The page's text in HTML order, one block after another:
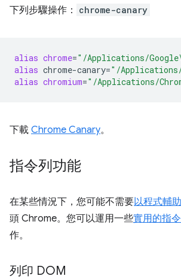
下列步驟操作：
chrome-canary
alias chrome="/Applications/Google\
alias chrome-canary="/Applications/
alias chromium="/Applications/
下載 Chrome Canary。
指令列功能
在某些情況下，您可能不需要以程式輔
頭 Chrome。您可以運用一些實用的指
作。
列印 DOM